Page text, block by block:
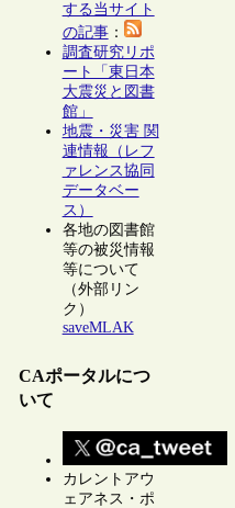
する当サイト
の記事：
調査研究リポ
ート「東日本
大震災と図書
館」
地震・災害 関
連情報（レフ
ァレンス協同
データベー
ス）
各地の図書館
等の被災情報
等について
（外部リン
ク）
saveMLAK
CAポータルにつ
いて
カレントアウ
ェアネス・ポ